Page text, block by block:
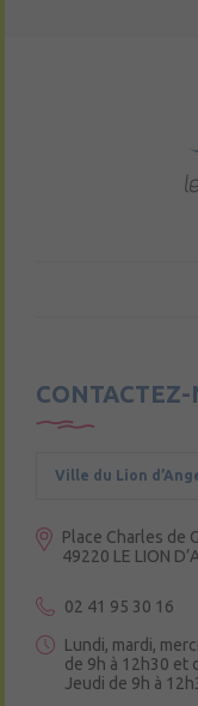
CONTACTEZ-
Ville du Lion
Place Charles de
49220 LE LION
02 41 95 30 16
Lundi, mardi,
de 9h à 12h30 et
Jeudi de 9h à